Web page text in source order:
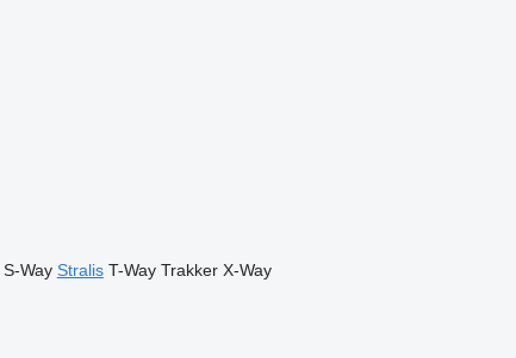
S-Way Stralis T-Way Trakker X-Way